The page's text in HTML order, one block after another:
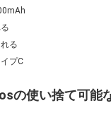
る
プC
の使い捨て可能